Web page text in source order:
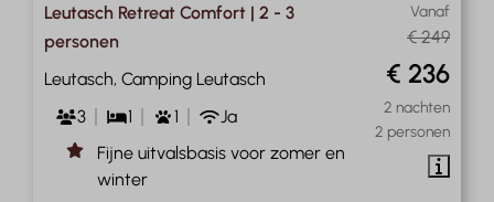
Vanaf
€ 249
€ 236
2 nachten
2 personen
Leutasch Retreat Comfort | 2 - 3
personen
Leutasch, Camping Leutasch
3
1 1
Ja
Fijne uitvalsbasis voor zomer en
winter